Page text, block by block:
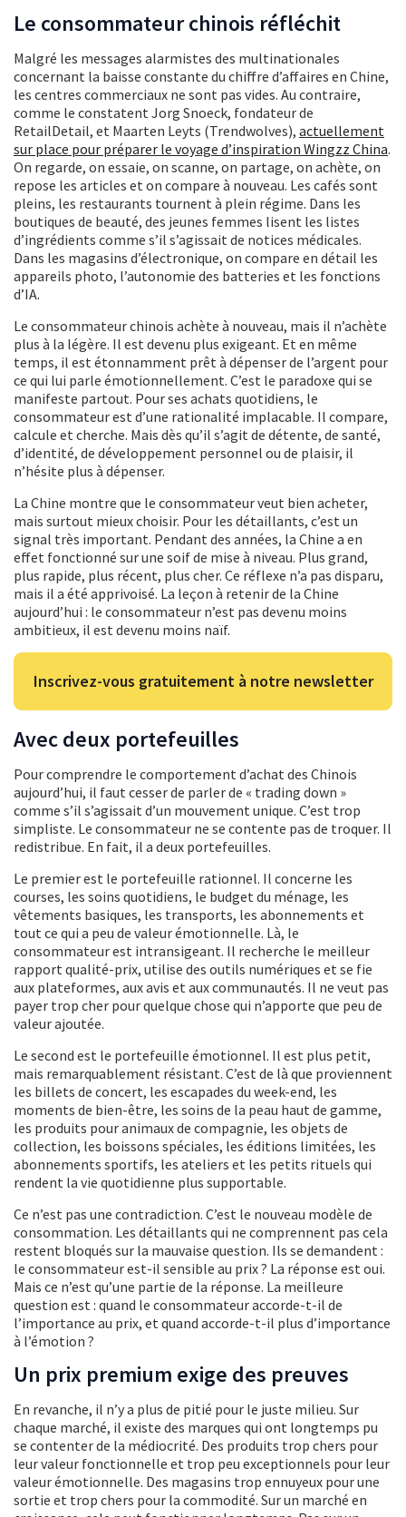
Le consommateur chinois réfléchit
Malgré les messages alarmistes des multinationales
concernant la baisse constante du chiffre d’affaires en Chine,
les centres commerciaux ne sont pas vides. Au contraire,
comme le constatent Jorg Snoeck, fondateur de
RetailDetail, et Maarten Leyts (Trendwolves), actuellement
sur place pour préparer le voyage d’inspiration Wingzz China.
On regarde, on essaie, on scanne, on partage, on achète, on
repose les articles et on compare à nouveau. Les cafés sont
pleins, les restaurants tournent à plein régime. Dans les
boutiques de beauté, des jeunes femmes lisent les listes
d’ingrédients comme s’il s’agissait de notices médicales.
Dans les magasins d’électronique, on compare en détail les
appareils photo, l’autonomie des batteries et les fonctions
d’IA.
Le consommateur chinois achète à nouveau, mais il n’achète
plus à la légère. Il est devenu plus exigeant. Et en même
temps, il est étonnamment prêt à dépenser de l’argent pour
ce qui lui parle émotionnellement. C’est le paradoxe qui se
manifeste partout. Pour ses achats quotidiens, le
consommateur est d’une rationalité implacable. Il compare,
calcule et cherche. Mais dès qu’il s’agit de détente, de santé,
d’identité, de développement personnel ou de plaisir, il
n’hésite plus à dépenser.
La Chine montre que le consommateur veut bien acheter,
mais surtout mieux choisir. Pour les détaillants, c’est un
signal très important. Pendant des années, la Chine a en
effet fonctionné sur une soif de mise à niveau. Plus grand,
plus rapide, plus récent, plus cher. Ce réflexe n’a pas disparu,
mais il a été apprivoisé. La leçon à retenir de la Chine
aujourd’hui : le consommateur n’est pas devenu moins
ambitieux, il est devenu moins naïf.
Inscrivez-vous gratuitement à notre newsletter
Avec deux portefeuilles
Pour comprendre le comportement d’achat des Chinois
aujourd’hui, il faut cesser de parler de « trading down »
comme s’il s’agissait d’un mouvement unique. C’est trop
simpliste. Le consommateur ne se contente pas de troquer. Il
redistribue. En fait, il a deux portefeuilles.
Le premier est le portefeuille rationnel. Il concerne les
courses, les soins quotidiens, le budget du ménage, les
vêtements basiques, les transports, les abonnements et
tout ce qui a peu de valeur émotionnelle. Là, le
consommateur est intransigeant. Il recherche le meilleur
rapport qualité-prix, utilise des outils numériques et se fie
aux plateformes, aux avis et aux communautés. Il ne veut pas
payer trop cher pour quelque chose qui n’apporte que peu de
valeur ajoutée.
Le second est le portefeuille émotionnel. Il est plus petit,
mais remarquablement résistant. C’est de là que proviennent
les billets de concert, les escapades du week-end, les
moments de bien-être, les soins de la peau haut de gamme,
les produits pour animaux de compagnie, les objets de
collection, les boissons spéciales, les éditions limitées, les
abonnements sportifs, les ateliers et les petits rituels qui
rendent la vie quotidienne plus supportable.
Ce n’est pas une contradiction. C’est le nouveau modèle de
consommation. Les détaillants qui ne comprennent pas cela
restent bloqués sur la mauvaise question. Ils se demandent :
le consommateur est-il sensible au prix ? La réponse est oui.
Mais ce n’est qu’une partie de la réponse. La meilleure
question est : quand le consommateur accorde-t-il de
l’importance au prix, et quand accorde-t-il plus d’importance
à l’émotion ?
Un prix premium exige des preuves
En revanche, il n’y a plus de pitié pour le juste milieu. Sur
chaque marché, il existe des marques qui ont longtemps pu
se contenter de la médiocrité. Des produits trop chers pour
leur valeur fonctionnelle et trop peu exceptionnels pour leur
valeur émotionnelle. Des magasins trop ennuyeux pour une
sortie et trop chers pour la commodité. Sur un marché en